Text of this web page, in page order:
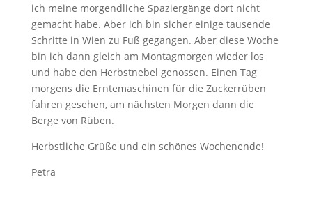
ich meine morgendliche Spaziergänge dort nicht
gemacht habe. Aber ich bin sicher einige tausende
Schritte in Wien zu Fuß gegangen. Aber diese Woche
bin ich dann gleich am Montagmorgen wieder los
und habe den Herbstnebel genossen. Einen Tag
morgens die Erntemaschinen für die Zuckerrüben
fahren gesehen, am nächsten Morgen dann die
Berge von Rüben.
Herbstliche Grüße und ein schönes Wochenende!
Petra